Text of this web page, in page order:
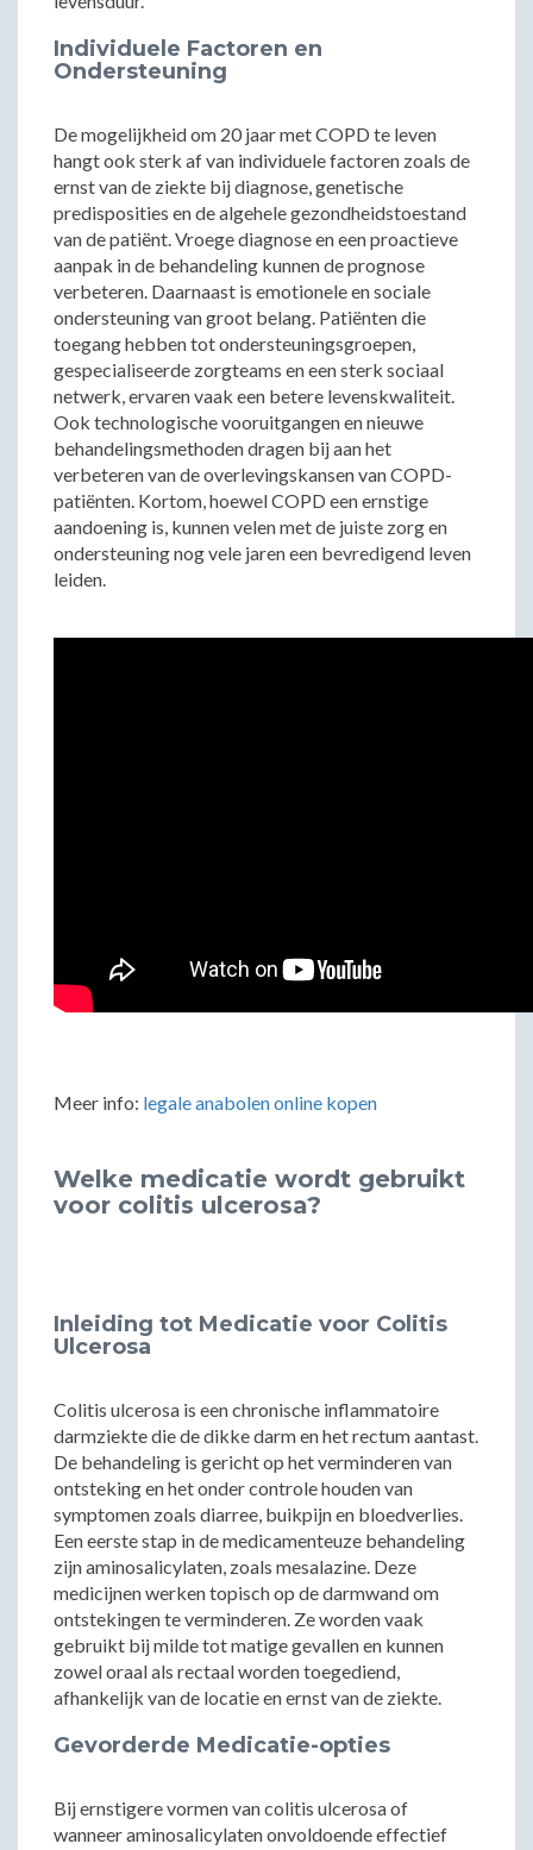
Individuele Factoren en
Ondersteuning
De mogelijkheid om 20 jaar met COPD te leven
hangt ook sterk af van individuele factoren zoals de
ernst van de ziekte bij diagnose, genetische
predisposities en de algehele gezondheidstoestand
van de patiënt. Vroege diagnose en een proactieve
aanpak in de behandeling kunnen de prognose
verbeteren. Daarnaast is emotionele en sociale
ondersteuning van groot belang. Patiënten die
toegang hebben tot ondersteuningsgroepen,
gespecialiseerde zorgteams en een sterk sociaal
netwerk, ervaren vaak een betere levenskwaliteit.
Ook technologische vooruitgangen en nieuwe
behandelingsmethoden dragen bij aan het
verbeteren van de overlevingskansen van COPD-
patiënten. Kortom, hoewel COPD een ernstige
aandoening is, kunnen velen met de juiste zorg en
ondersteuning nog vele jaren een bevredigend leven
leiden.
Meer info: legale anabolen online kopen
Welke medicatie wordt gebruikt
voor colitis ulcerosa?
Inleiding tot Medicatie voor Colitis
Ulcerosa
Colitis ulcerosa is een chronische inflammatoire
darmziekte die de dikke darm en het rectum aantast.
De behandeling is gericht op het verminderen van
ontsteking en het onder controle houden van
symptomen zoals diarree, buikpijn en bloedverlies.
Een eerste stap in de medicamenteuze behandeling
zijn aminosalicylaten, zoals mesalazine. Deze
medicijnen werken topisch op de darmwand om
ontstekingen te verminderen. Ze worden vaak
gebruikt bij milde tot matige gevallen en kunnen
zowel oraal als rectaal worden toegediend,
afhankelijk van de locatie en ernst van de ziekte.
Gevorderde Medicatie-opties
Bij ernstigere vormen van colitis ulcerosa of
wanneer aminosalicylaten onvoldoende effectief